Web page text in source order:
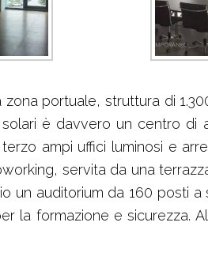
zona portuale, struttura di
è davvero un centro di
ampi uffici luminosi e
servita da una
auditorium da 160 posti a
la formazione e sicurezza.